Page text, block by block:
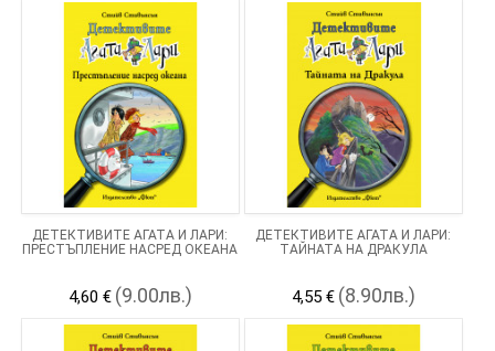
ДЕТЕКТИВИТЕ АГАТА И ЛАРИ:
ПРЕСТЪПЛЕНИЕ НАСРЕД ОКЕАНА
4,60 € (9.00лв.)
ДЕТЕКТИВИТЕ АГАТА И ЛАРИ:
ТАЙНАТА НА ДРАКУЛА
4,55 € (8.90лв.)